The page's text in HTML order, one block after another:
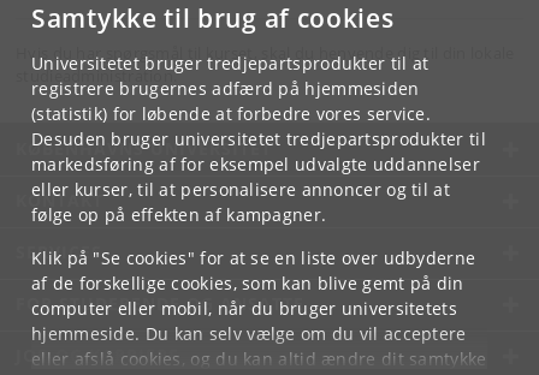
Samtykke til brug af cookies
Universitetet bruger tredjepartsprodukter til at
registrere brugernes adfærd på hjemmesiden
(statistik) for løbende at forbedre vores service.
Desuden bruger universitetet tredjepartsprodukter til
markedsføring af for eksempel udvalgte uddannelser
eller kurser, til at personalisere annoncer og til at
følge op på effekten af kampagner.
Klik på "Se cookies" for at se en liste over udbyderne
af de forskellige cookies, som kan blive gemt på din
computer eller mobil, når du bruger universitetets
hjemmeside. Du kan selv vælge om du vil acceptere
eller afslå cookies, og du kan altid ændre dit samtykke
Hvis du har spørgsmål til kurset, skal du henvende dig til din lokale
studieadministration.
KØBENHAVNS UNIVERSITET
KONTAKT
SERVICES
FOR STUDERENDE OG ANSATTE
JOB OG KARRIERE